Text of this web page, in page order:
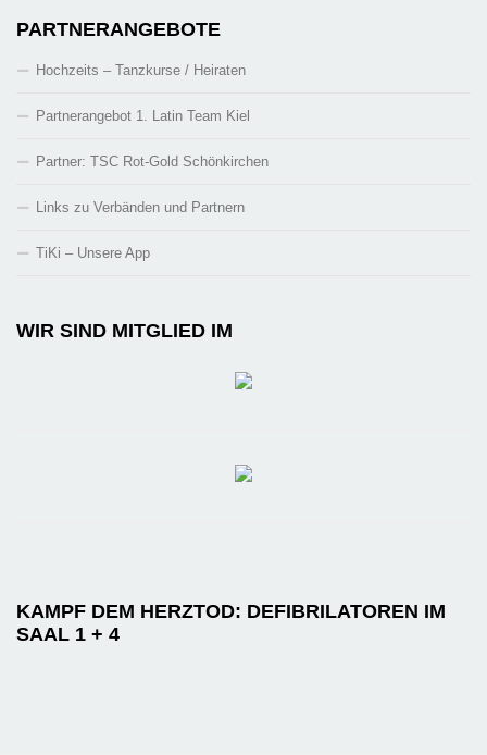
PARTNERANGEBOTE
Hochzeits – Tanzkurse / Heiraten
Partnerangebot 1. Latin Team Kiel
Partner: TSC Rot-Gold Schönkirchen
Links zu Verbänden und Partnern
TiKi – Unsere App
WIR SIND MITGLIED IM
KAMPF DEM HERZTOD: DEFIBRILATOREN IM
SAAL 1 + 4